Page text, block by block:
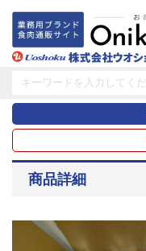
商品詳細